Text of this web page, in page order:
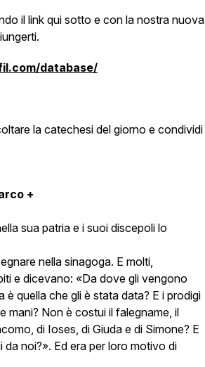
il link qui sotto e con la nostra nuova
database/
la catechesi del giorno e condividi
+
sua patria e i suoi discepoli lo
nella sinagoga. E molti,
e dicevano: «Da dove gli vengono
quella che gli è stata data? E i prodigi
mani? Non è costui il falegname, il
di Ioses, di Giuda e di Simone? E
noi?». Ed era per loro motivo di